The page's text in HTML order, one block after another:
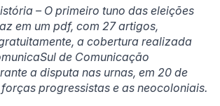
– O primeiro tuno das eleições
em um pdf, com 27 artigos,
a cobertura realizada
de Comunicação
a disputa nas urnas, em 20 de
progressistas e as neocoloniais.